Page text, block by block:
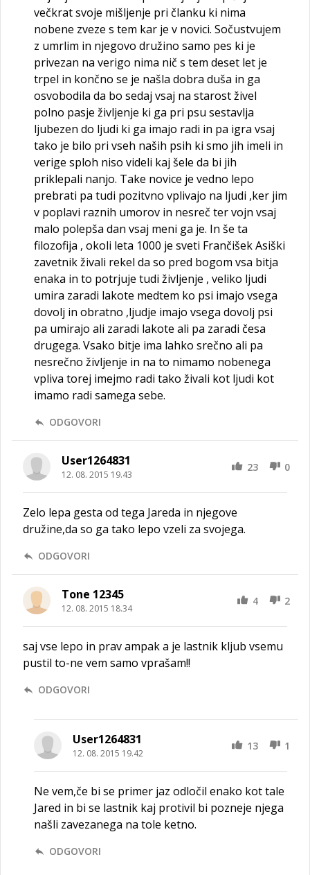
večkrat svoje mišljenje pri članku ki nima
nobene zveze s tem kar je v novici. Sočustvujem
z umrlim in njegovo družino samo pes ki je
privezan na verigo nima nič s tem deset let je
trpel in končno se je našla dobra duša in ga
osvobodila da bo sedaj vsaj na starost živel
polno pasje življenje ki ga pri psu sestavlja
ljubezen do ljudi ki ga imajo radi in pa igra vsaj
tako je bilo pri vseh naših psih ki smo jih imeli in
verige sploh niso videli kaj šele da bi jih
priklepali nanjo. Take novice je vedno lepo
prebrati pa tudi pozitvno vplivajo na ljudi ,ker jim
v poplavi raznih umorov in nesreč ter vojn vsaj
malo polepša dan vsaj meni ga je. In še ta
filozofija , okoli leta 1000 je sveti Frančišek Asiški
zavetnik živali rekel da so pred bogom vsa bitja
enaka in to potrjuje tudi življenje , veliko ljudi
umira zaradi lakote medtem ko psi imajo vsega
dovolj in obratno ,ljudje imajo vsega dovolj psi
pa umirajo ali zaradi lakote ali pa zaradi česa
drugega. Vsako bitje ima lahko srečno ali pa
nesrečno življenje in na to nimamo nobenega
vpliva torej imejmo radi tako živali kot ljudi kot
imamo radi samega sebe.
ODGOVORI
User1264831
12. 08. 2015 19.43
23 0
Zelo lepa gesta od tega Jareda in njegove
družine,da so ga tako lepo vzeli za svojega.
ODGOVORI
Tone 12345
12. 08. 2015 18.34
4 2
saj vse lepo in prav ampak a je lastnik kljub vsemu
pustil to-ne vem samo vprašam!!
ODGOVORI
User1264831
12. 08. 2015 19.42
13 1
Ne vem,če bi se primer jaz odločil enako kot tale
Jared in bi se lastnik kaj protivil bi pozneje njega
našli zavezanega na tole ketno.
ODGOVORI